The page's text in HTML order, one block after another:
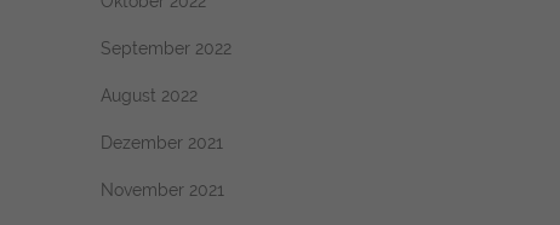
September 2022
August 2022
Dezember 2021
November 2021